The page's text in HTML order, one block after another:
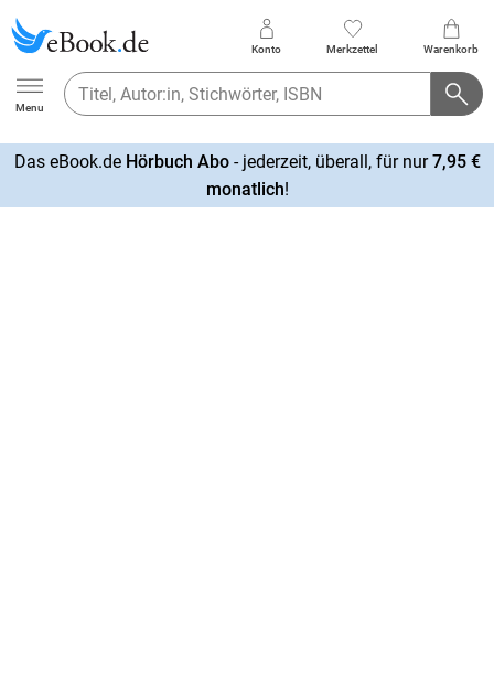
Ebook.de
Menu
Konto Merkzettel Warenkorb
Das eBook.de Hörbuch Abo- jederzeit, überall, für nur7,95 €
monatlich!